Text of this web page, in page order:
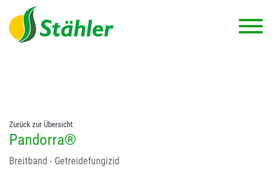
string(78) "Test 12 {FONT:12} // Dosierungen: test 123 dfasdf
asdfW134 245 34" string(62) "Test 12 {FONT:12} Dosierungen: test
123 dfasdf asdfW134 245 34"
Zurück zur Übersicht
Pandorra®
Breitband - Getreidefungizid